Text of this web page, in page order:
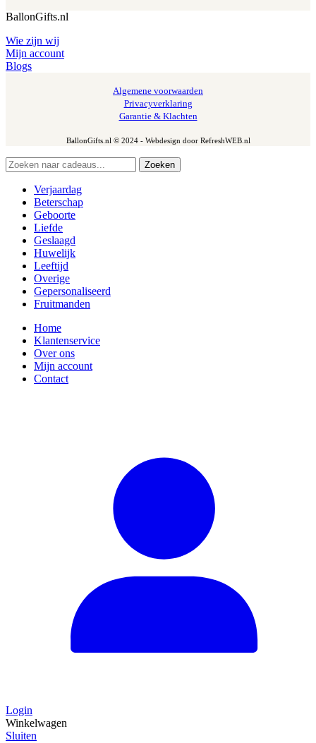
BallonGifts.nl
Wie zijn wij
Mijn account
Blogs
Algemene voorwaarden
Privacyverklaring
Garantie & Klachten
BallonGifts.nl © 2024 - Webdesign door RefreshWEB.nl
Zoeken
Verjaardag
Beterschap
Geboorte
Liefde
Geslaagd
Huwelijk
Leeftijd
Overige
Gepersonaliseerd
Fruitmanden
Home
Klantenservice
Over ons
Mijn account
Contact
Login
Winkelwagen
Sluiten